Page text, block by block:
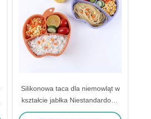
Silikonowa taca dla niemowląt w
kształcie jabłka Niestandardowy
zestaw talerzy do karmienia z